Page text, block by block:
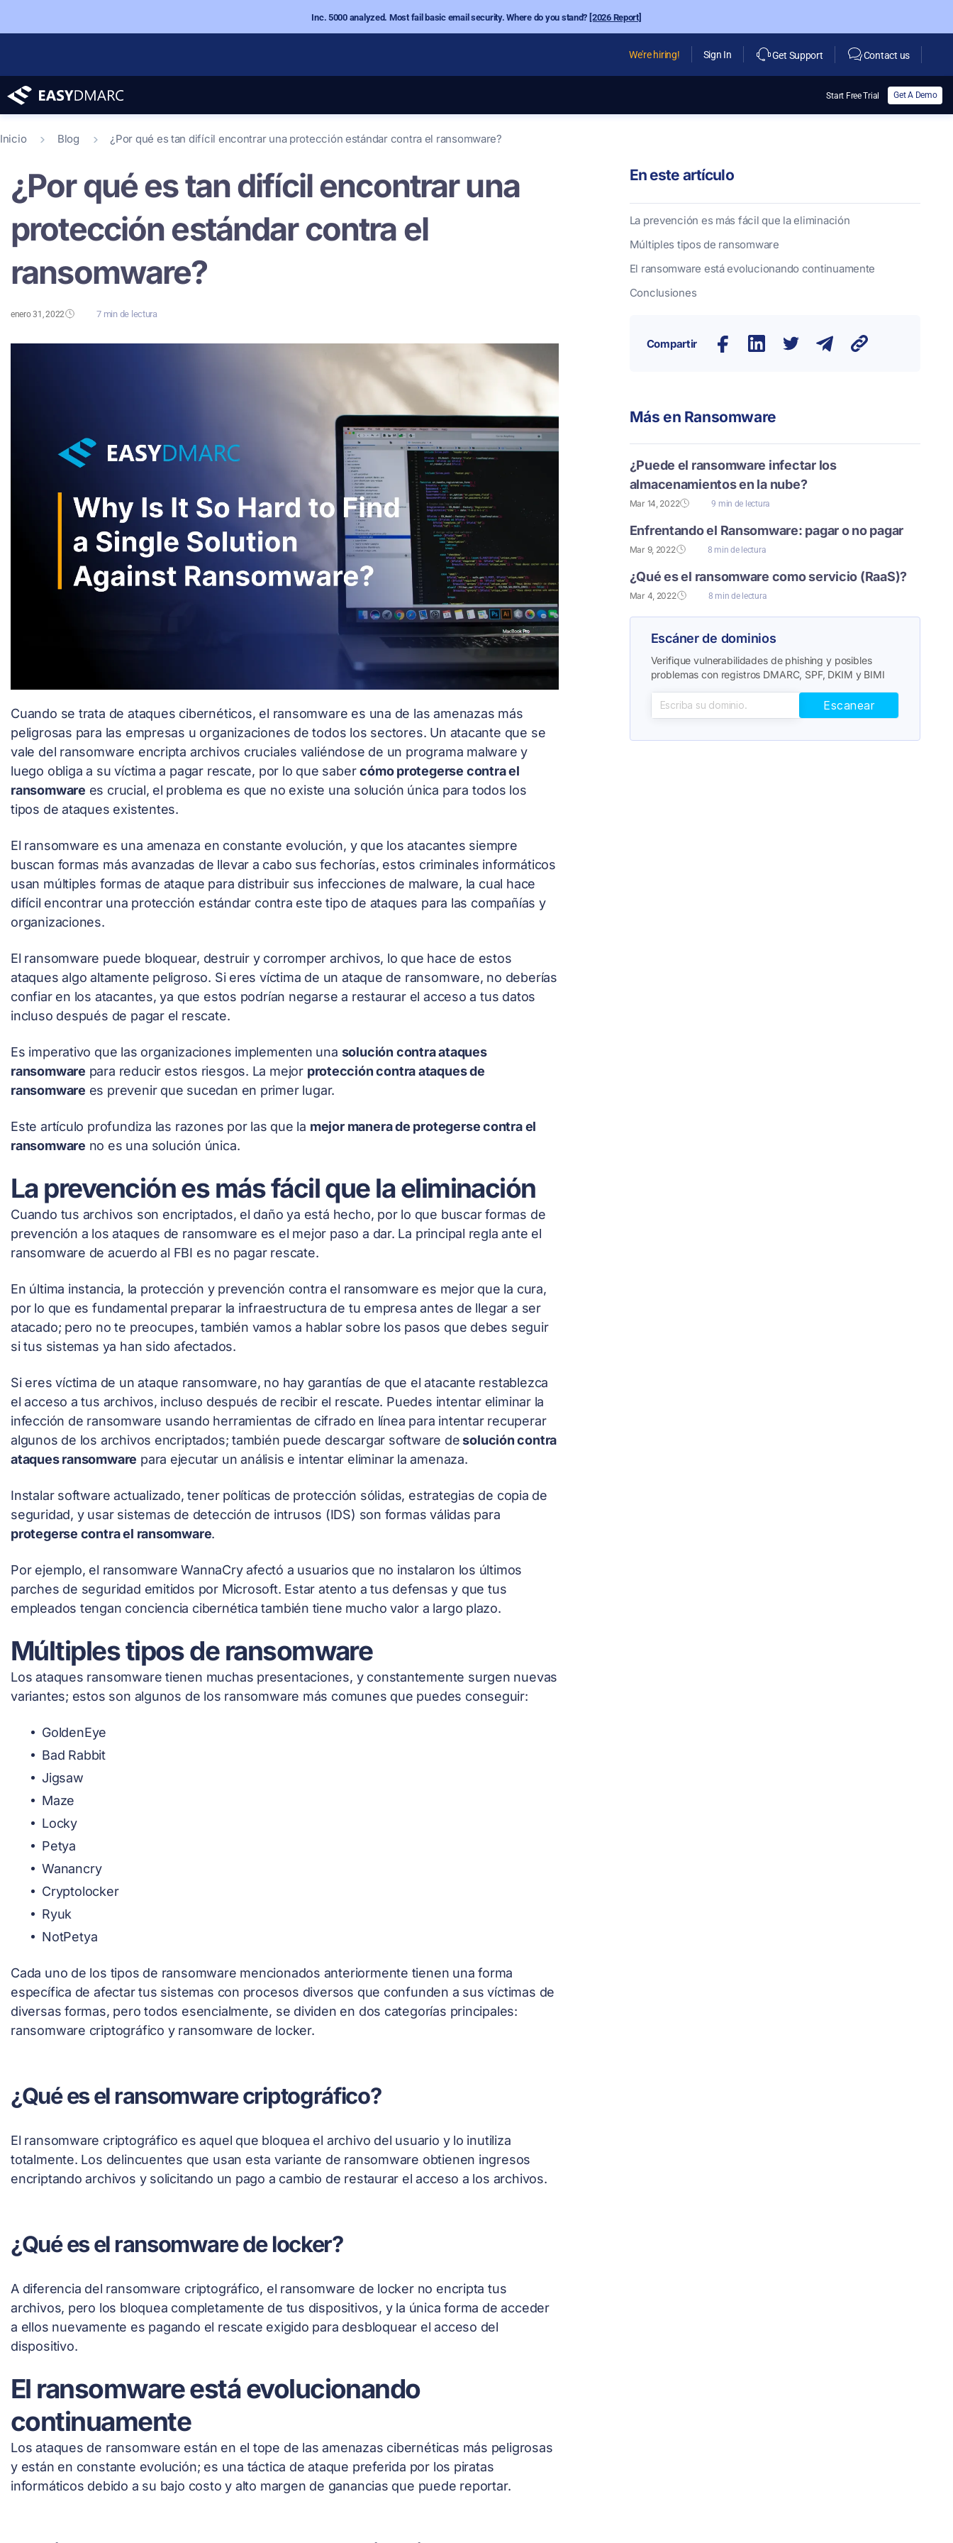
Inc. 5000 analyzed. Most fail basic email security. Where do you stand? [2026 Report]
We're hiring! Sign In Get Support Contact us
Start Free Trial Get A Demo
Inicio Blog ¿Por qué es tan difícil encontrar una protección estándar contra el ransomware?
¿Por qué es tan difícil encontrar una
protección estándar contra el
ransomware?
enero 31, 2022 7 min de lectura
Cuando se trata de ataques cibernéticos, el ransomware es una de las amenazas más
peligrosas para las empresas u organizaciones de todos los sectores. Un atacante que se
vale del ransomware encripta archivos cruciales valiéndose de un programa malware y
luego obliga a su víctima a pagar rescate, por lo que sabercómo protegerse contra el
ransomware es crucial, el problema es que no existe una solución única para todos los
tipos de ataques existentes.
El ransomware es una amenaza en constante evolución, y que los atacantes siempre
buscan formas más avanzadas de llevar a cabo sus fechorías, estos criminales informáticos
usan múltiples formas de ataque para distribuir sus infecciones de malware, la cual hace
difícil encontrar una protección estándar contra este tipo de ataques para las compañías y
organizaciones.
El ransomware puede bloquear, destruir y corromper archivos, lo que hace de estos
ataques algo altamente peligroso. Si eres víctima de un ataque de ransomware, no deberías
confiar en los atacantes, ya que estos podrían negarse a restaurar el acceso a tus datos
incluso después de pagar el rescate.
Es imperativo que las organizaciones implementen una solución contra ataques
ransomware para reducir estos riesgos. La mejor protección contra ataques de
ransomware es prevenir que sucedan en primer lugar.
Este artículo profundiza las razones por las que la mejor manera de protegerse contra el
ransomware no es una solución única.
La prevención es más fácil que la eliminación
Cuando tus archivos son encriptados, el daño ya está hecho, por lo que buscar formas de
prevención a los ataques de ransomware es el mejor paso a dar. La principal regla ante el
ransomware de acuerdo al FBI es no pagar rescate.
En última instancia, la protección y prevención contra el ransomware es mejor que la cura,
por lo que es fundamental preparar la infraestructura de tu empresa antes de llegar a ser
atacado; pero no te preocupes, también vamos a hablar sobre los pasos que debes seguir
si tus sistemas ya han sido afectados.
Si eres víctima de un ataque ransomware, no hay garantías de que el atacante restablezca
el acceso a tus archivos, incluso después de recibir el rescate. Puedes intentar eliminar la
infección de ransomware usando herramientas de cifrado en línea para intentar recuperar
algunos de los archivos encriptados; también puede descargar software desolución contra
ataques ransomware para ejecutar un análisis e intentar eliminar la amenaza.
Instalar software actualizado, tener políticas de protección sólidas, estrategias de copia de
seguridad, y usar sistemas de detección de intrusos (IDS) son formas válidas para
protegerse contra el ransomware.
Por ejemplo, el ransomware WannaCry afectó a usuarios que no instalaron los últimos
parches de seguridad emitidos por Microsoft. Estar atento a tus defensas y que tus
empleados tengan conciencia cibernética también tiene mucho valor a largo plazo.
Múltiples tipos de ransomware
Los ataques ransomware tienen muchas presentaciones, y constantemente surgen nuevas
variantes; estos son algunos de los ransomware más comunes que puedes conseguir:
GoldenEye
Bad Rabbit
Jigsaw
Maze
Locky
Petya
Wanancry
Cryptolocker
Ryuk
NotPetya
Cada uno de los tipos de ransomware mencionados anteriormente tienen una forma
específica de afectar tus sistemas con procesos diversos que confunden a sus víctimas de
diversas formas, pero todos esencialmente, se dividen en dos categorías principales:
ransomware criptográfico y ransomware de locker.
¿Qué es el ransomware criptográfico?
El ransomware criptográfico es aquel que bloquea el archivo del usuario y lo inutiliza
totalmente. Los delincuentes que usan esta variante de ransomware obtienen ingresos
encriptando archivos y solicitando un pago a cambio de restaurar el acceso a los archivos.
¿Qué es el ransomware de locker?
A diferencia del ransomware criptográfico, el ransomware de locker no encripta tus
archivos, pero los bloquea completamente de tus dispositivos, y la única forma de acceder
a ellos nuevamente es pagando el rescate exigido para desbloquear el acceso del
dispositivo.
El ransomware está evolucionando
continuamente
Los ataques de ransomware están en el tope de las amenazas cibernéticas más peligrosas
y están en constante evolución; es una táctica de ataque preferida por los piratas
informáticos debido a su bajo costo y alto margen de ganancias que puede reportar.
En este artículo
La prevención es más fácil que la eliminación
Múltiples tipos de ransomware
El ransomware está evolucionando continuamente
Conclusiones
Compartir
Más en Ransomware
¿Puede el ransomware infectar los
almacenamientos en la nube?
Mar 14, 2022 9 min de lectura
Enfrentando el Ransomware: pagar o no pagar
Mar 9, 2022 8 min de lectura
¿Qué es el ransomware como servicio (RaaS)?
Mar 4, 2022 8 min de lectura
Escáner de dominios
Verifique vulnerabilidades de phishing y posibles
problemas con registros DMARC, SPF, DKIM y BIMI